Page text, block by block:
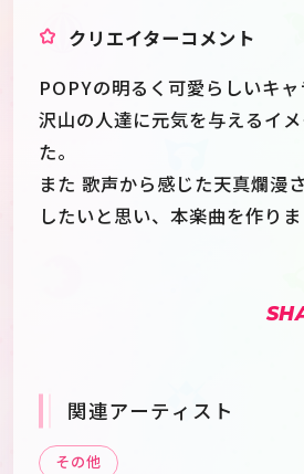
クリエイターコメント
POPYの明るく可愛らしいキャ
沢山の人達に元気を与えるイ
た。
また 歌声から感じた天真爛漫
したいと思い、本楽曲を作りま
関連アーティスト
その他